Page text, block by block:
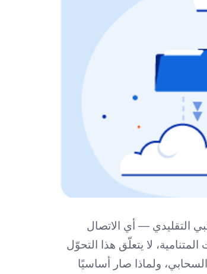
التقليدي — أي الاتصال
لا يتعلّق هذا التحوّل
ولماذا صار أساسيًا